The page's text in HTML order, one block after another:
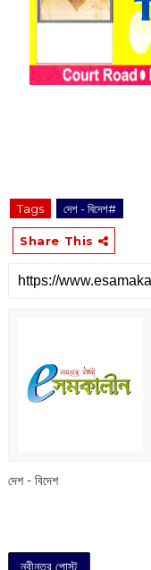
Tags দেশ - বিদেশ#
Share This
দেশ - বিদেশ